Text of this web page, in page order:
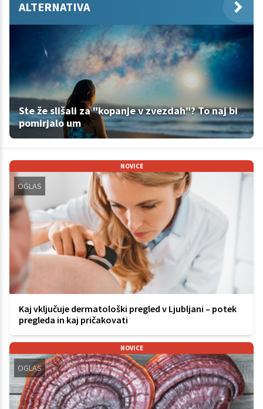
ALTERNATIVA
Ste že slišali za "kopanje v zvezdah"? To naj bi
pomirjalo um
NOVICE
OGLAS
Kaj vključuje dermatološki pregled v Ljubljani – potek
pregleda in kaj pričakovati
NOVICE
OGLAS